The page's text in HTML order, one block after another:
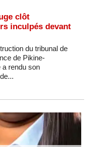
clôt
inculpés devant
du tribunal de
de Pikine-
a rendu son